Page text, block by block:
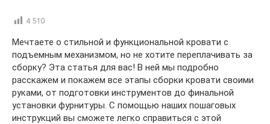
4 510
Мечтаете о стильной и функциональной кровати с
подъемным механизмом, но не хотите переплачивать за
сборку? Эта статья для вас! В ней мы подробно
расскажем и покажем все этапы сборки кровати своими
руками, от подготовки инструментов до финальной
установки фурнитуры. С помощью наших пошаговых
инструкций вы сможете легко справиться с этой